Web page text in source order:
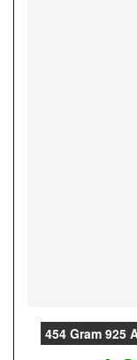
454 Gram 925